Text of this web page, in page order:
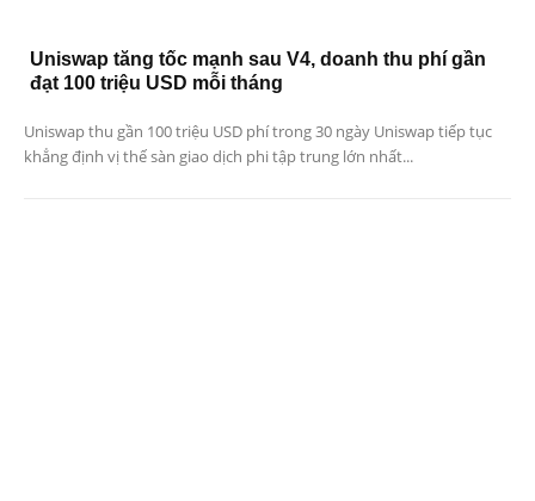
Uniswap tăng tốc mạnh sau V4, doanh thu phí gần
đạt 100 triệu USD mỗi tháng
Uniswap thu gần 100 triệu USD phí trong 30 ngày Uniswap tiếp tục
khẳng định vị thế sàn giao dịch phi tập trung lớn nhất...